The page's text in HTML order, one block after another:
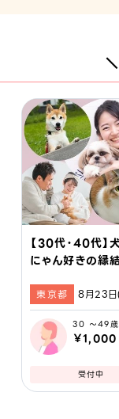
【30代・40代】
にゃん好きの縁
東京都 8月23
30 ～49歳
￥1,000
受付中